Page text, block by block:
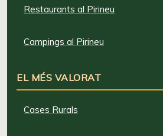
Restaurants al Pirineu
Campings al Pirineu
EL MÉS VALORAT
Cases Rurals